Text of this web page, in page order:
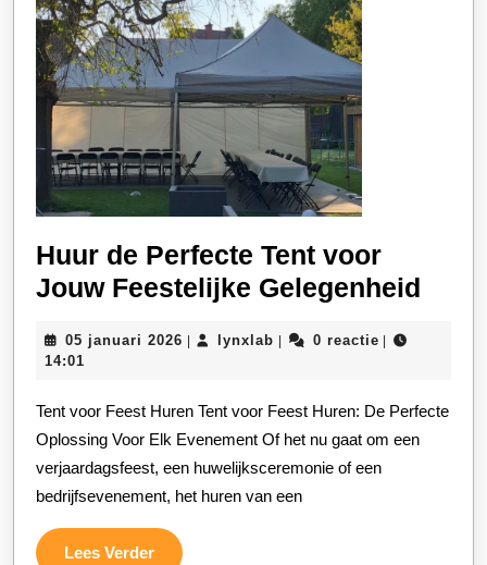
Huur de Perfecte Tent voor
Jouw Feestelijke Gelegenheid
voor
05 januari 2026 05
lynxlab lynxlab0 reactie
14:01
Tent voor Feest Huren Tent voor Feest Huren: De Perfecte
Oplossing Voor Elk Evenement Of het nu gaat om een
verjaardagsfeest, een huwelijksceremonie of een
bedrijfsevenement, het huren van een
Lees VerderLees